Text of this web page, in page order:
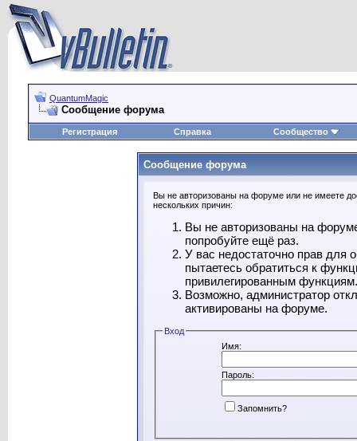
QuantumMagic
Сообщение форума
Регистрация Справка Сообщество
Сообщение форума
Вы не авторизованы на форуме или не имеете
нескольких причин:
Вы не авторизованы на
попробуйте ещё раз.
У вас недостаточно прав для
пытаетесь обратиться к
привилегированным функциям.
Возможно, администратор
активированы на форуме.
Вход
Имя:
Пароль:
Запомнить?